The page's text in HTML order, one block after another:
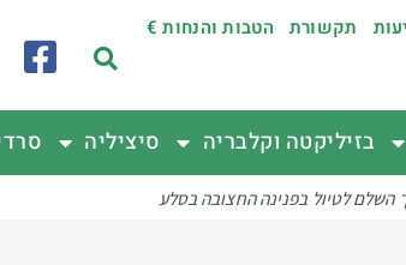
תקשורת הטבות והנחות €
בזיליקטה וקלבריה סיציליה
לטיול בפנינה החצובה בסלע